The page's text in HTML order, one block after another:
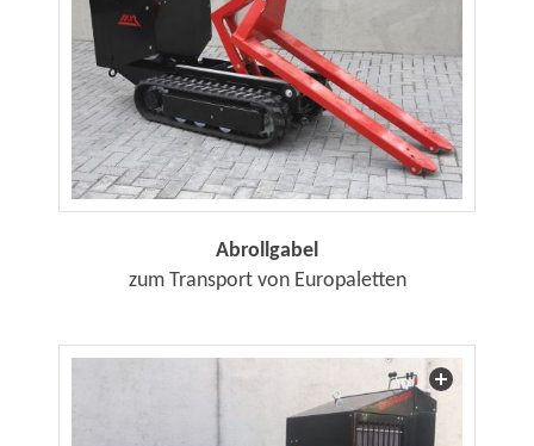
Abrollgabel
zum Transport von Europaletten